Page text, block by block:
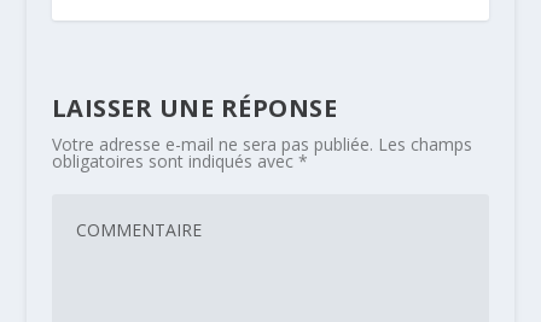
LAISSER UNE RÉPONSE
Votre adresse e-mail ne sera pas publiée. Les champs
obligatoires sont indiqués avec *